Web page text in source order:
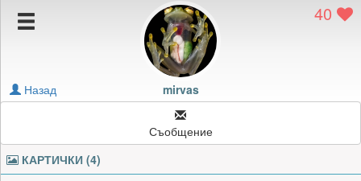
Подаръците на mirvas
Картичките на mirvas
Блокирай mirvas
40
mirvas
Назад
Съобщение
КАРТИЧКИ (4)